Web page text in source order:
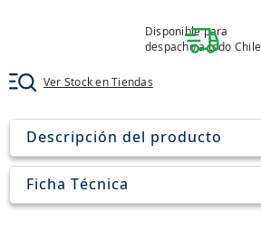
Disponible para
despacho a todo Chile
Ver Stock en Tiendas
Descripción del producto
Ficha Técnica
10
jockey john deere